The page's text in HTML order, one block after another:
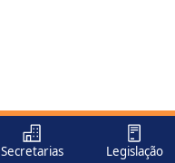
Secretarias Legislação